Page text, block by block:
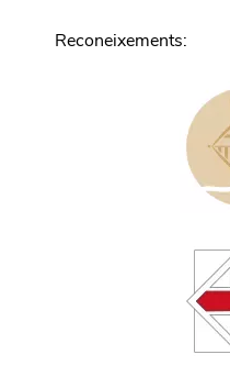
Reconeixements: